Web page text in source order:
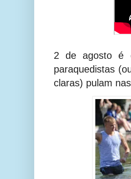
2 de agosto é
paraquedistas
claras) pulam